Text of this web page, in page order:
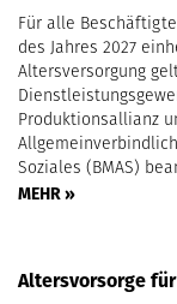
Für alle
des Jahres 2027
Altersversorgung
Produktionsallianz
Soziales (BMAS)
MEHR »
Altersvorsorge